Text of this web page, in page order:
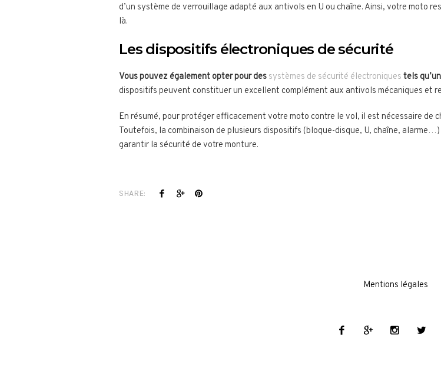
d’un système de verrouillage adapté aux antivols en U ou chaîne. Ainsi, votre moto
là.
Les dispositifs électroniques de sécurité
Vous pouvez également opter pour des systèmes de sécurité électroniques tels
dispositifs peuvent constituer un excellent complément aux antivols mécaniques et
En résumé, pour protéger efficacement votre moto contre le vol, il est nécessaire de
Toutefois, la combinaison de plusieurs dispositifs (bloque-disque, U, chaîne,
garantir la sécurité de votre monture.
SHARE:
Mentions légales